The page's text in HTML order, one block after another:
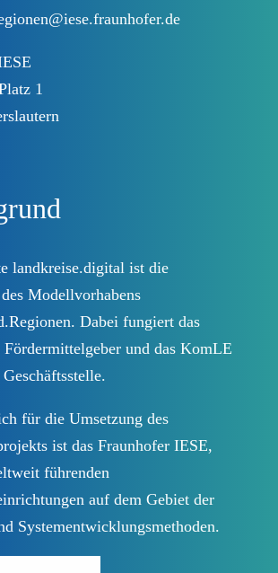
1
landkreise.digital ist die
Modellvorhabens
Dabei fungiert das
und das KomLE
für die Umsetzung des
ist das Fraunhofer IESE,
führenden
auf dem Gebiet der
Systementwicklungsmethoden.